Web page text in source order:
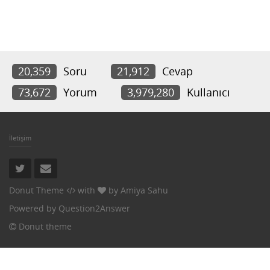
20,359 Soru 21,912
Cevap
73,672
Yorum 3,979,280 Kullanıcı
İletişim
Donut Theme with by Amiya Sahu
Powered by Question2Answer
Donut theme